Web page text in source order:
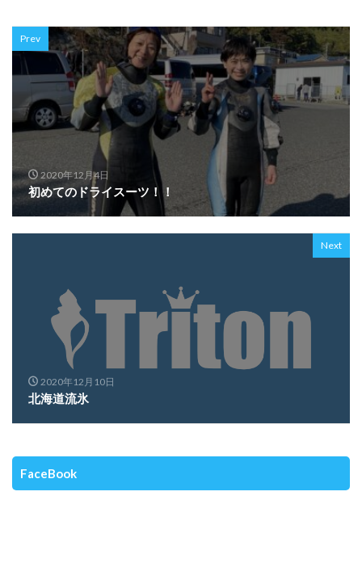
Prev
2020年12月4日
初めてのドライスーツ！！
Next
2020年12月10日
北海道流氷
FaceBook